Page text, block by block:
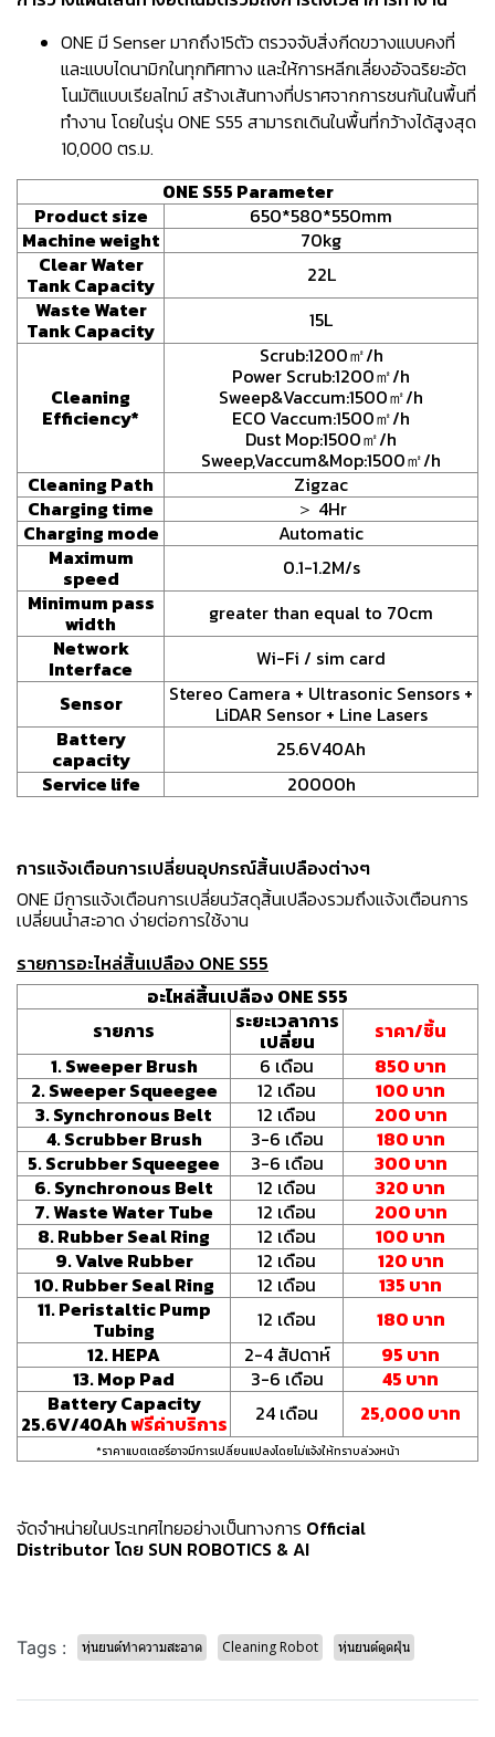
ONE มี Senser มากถึง15ตัว ตรวจจับสิ่งกีดขวางแบบคงที่
และแบบไดนามิกในทุกทิศทาง และให้การหลีกเลี่ยงอัจฉริยะอัต
โนมัติแบบเรียลไทม์ สร้างเส้นทางที่ปราศจากการชนกันในพื้นที่
ทำงาน โดยในรุ่น ONE S55 สามารถเดินในพื้นที่กว้างได้สูงสุด
10,000 ตร.ม.
ONE S55 Parameter
Product size
650*580*550mm
Machine weight
70kg
Clear Water
Tank Capacity
22L
Waste Water
Tank Capacity 15L
Cleaning
Efficiency*
Scrub:1200㎡/h
Power Scrub:1200㎡/h
Sweep&Vaccum:1500㎡/h
ECO Vaccum:1500㎡/h
Dust Mop:1500㎡/h
Sweep,Vaccum&Mop:1500㎡/h
Cleaning Path
Zigzac
Charging time
＞ 4Hr
Charging mode
Automatic
Maximum
speed
0.1-1.2M/s
Minimum pass
width
greater than equal to 70cm
Network
Interface
Wi-Fi / sim card
Sensor
Stereo Camera + Ultrasonic Sensors +
LiDAR Sensor + Line Lasers
Battery
capacity
25.6V40Ah
Service life
20000h
การแจ้งเตือนการเปลี่ยนอุปกรณ์สิ้นเปลืองต่างๆ
ONE มีการแจ้งเตือนการเปลี่ยนวัสดุสิ้นเปลืองรวมถึงแจ้งเตือนการ
เปลี่ยนน้ำสะอาด ง่ายต่อการใช้งาน
รายการอะไหล่สิ้นเปลือง ONE S55
อะไหล่สิ้นเปลือง ONE S55
รายการ
ระยะเวลาการ
เปลี่ยน
ราคา/ชิ้น
1. Sweeper Brush
6 เดือน
850 บาท
2. Sweeper Squeegee
12 เดือน
100 บาท
3. Synchronous Belt
12 เดือน
200 บาท
4. Scrubber Brush
3-6 เดือน
180 บาท
5. Scrubber Squeegee
3-6 เดือน
300 บาท
6. Synchronous Belt
12 เดือน
320 บาท
7. Waste Water Tube
12 เดือน
200 บาท
8. Rubber Seal Ring
12 เดือน
100 บาท
9. Valve Rubber
12 เดือน
120 บาท
10. Rubber Seal Ring
12 เดือน
135 บาท
11. Peristaltic Pump
Tubing 12 เดือน
180 บาท
12. HEPA
2-4 สัปดาห์
95 บาท
13. Mop Pad
3-6 เดือน
45 บาท
Battery Capacity
25.6V/40Ahฟรีค่าบริการ 24 เดือน 25,000 บาท
*ราคาแบตเตอรี่อาจมีการเปลี่ยนแปลงโดยไม่แจ้งให้ทราบล่วงหน้า
จัดจำหน่ายในประเทศไทยอย่างเป็นทางการ Official
Distributor โดย SUN ROBOTICS & AI
Tags : หุ่นยนต์ทำความสะอาด Cleaning Robot หุ่นยนต์ดูดฝุ่น